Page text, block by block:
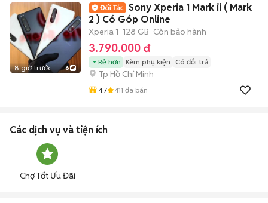
8 giờ trước 6
Sony Xperia 1 Mark ii ( Mark
2 ) Có Góp Online
Xperia 1 128 GB Còn bảo hành
3.790.000 đ
Rẻ hơn Kèm phụ kiện Có đổi trả
Tp Hồ Chí Minh
4.7 411 đã bán
Các dịch vụ và tiện ích
Chợ Tốt Ưu Đãi